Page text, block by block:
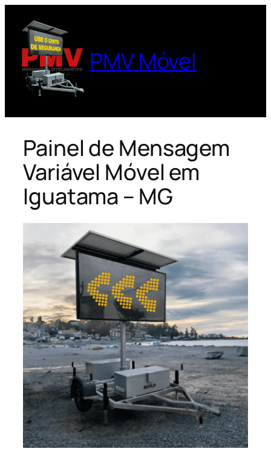
para
conteúdo
PMV Móvel
Painel de Mensagem
Variável Móvel em
Iguatama – MG